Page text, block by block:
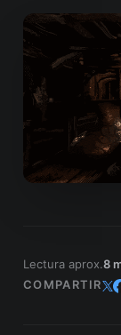
Lectura aprox.8
COMPARTIR